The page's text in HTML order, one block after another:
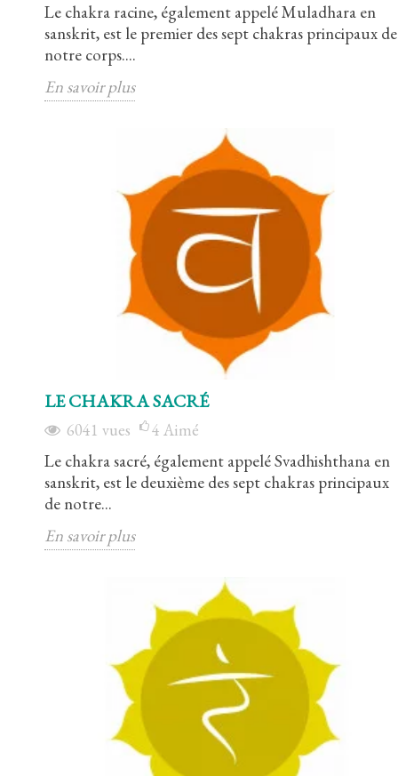
Le chakra racine, également appelé Muladhara en
sanskrit, est le premier des sept chakras principaux de
notre corps....
En savoir plus
LE CHAKRA SACRÉ
6041 vues 4 Aimé
Le chakra sacré, également appelé Svadhishthana en
sanskrit, est le deuxième des sept chakras principaux
de notre...
En savoir plus